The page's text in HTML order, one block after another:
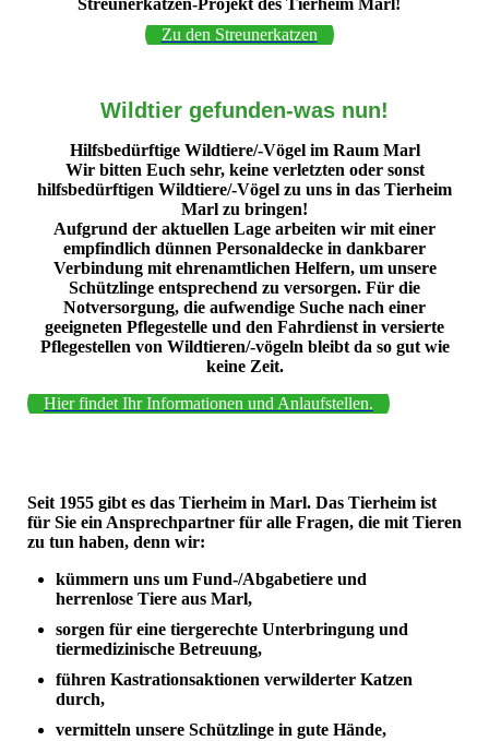
Streunerkatzen-Projekt des Tierheim Marl!
Zu den Streunerkatzen
Wildtier gefunden-was nun!
Hilfsbedürftige Wildtiere/-Vögel im Raum Marl
Wir bitten Euch sehr, keine verletzten oder sonst
hilfsbedürftigen Wildtiere/-Vögel zu uns in das Tierheim
Marl zu bringen!
Aufgrund der aktuellen Lage arbeiten wir mit einer
empfindlich dünnen Personaldecke in dankbarer
Verbindung mit ehrenamtlichen Helfern, um unsere
Schützlinge entsprechend zu versorgen. Für die
Notversorgung, die aufwendige Suche nach einer
geeigneten Pflegestelle und den Fahrdienst in versierte
Pflegestellen von Wildtieren/-vögeln bleibt da so gut wie
keine Zeit.
Hier findet Ihr Informationen und Anlaufstellen.
Seit 1955 gibt es das Tierheim in Marl. Das Tierheim ist
für Sie ein Ansprechpartner für alle Fragen, die mit Tieren
zu tun haben, denn wir:
kümmern uns um Fund-/Abgabetiere und
herrenlose Tiere aus Marl,
sorgen für eine tiergerechte Unterbringung und
tiermedizinische Betreuung,
führen Kastrationsaktionen verwilderter Katzen
durch,
vermitteln unsere Schützlinge in gute Hände,